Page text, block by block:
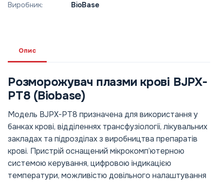
Виробник:
BioBase
Опис
Розморожувач плазми крові BJPX-
PT8 (Biobase)
Модель BJPX-PT8 призначена для використання у
банках крові, відділеннях трансфузіології, лікувальних
закладах та підрозділах з виробництва препаратів
крові. Пристрій оснащений мікрокомп’ютерною
системою керування, цифровою індикацією
температури, можливістю довільного налаштування